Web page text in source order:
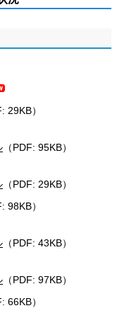
29KB）
（PDF: 95KB）
（PDF: 29KB）
98KB）
（PDF: 43KB）
（PDF: 97KB）
66KB）